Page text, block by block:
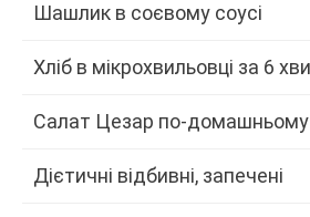
Шашлик в соєвому соусі
Хліб в мікрохвильовці за 6
Салат Цезар по-домашньому
Дієтичні відбивні, запечені